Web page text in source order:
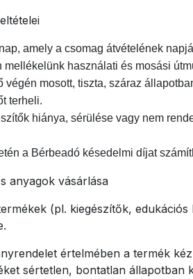
amely a csomag átvételének
használati és mosási
végén mosott, tiszta, száraz
terheli.
hiánya, sérülése vagy nem
a Bérbeadó késedelmi díjat
anyagok vásárlása
(pl. kiegészítők,
értelmében a termék
sértetlen, bontatlan állapotban